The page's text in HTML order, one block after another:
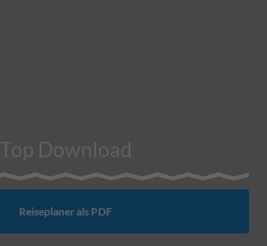
Top Download
Reiseplaner als PDF